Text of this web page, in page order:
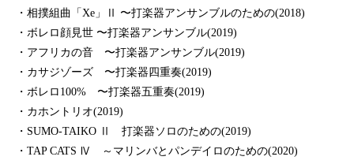
・相撲組曲「Xe」Ⅱ 〜打楽器アンサンブルのための(2018)
・ボレロ顔見世 〜打楽器アンサンブル(2019)
・アフリカの音 〜打楽器アンサンブル(2019)
・カサジゾーズ 〜打楽器四重奏(2019)
・ボレロ100% 〜打楽器五重奏(2019)
・カホントリオ(2019)
・SUMO-TAIKO Ⅱ 打楽器ソロのための(2019)
・TAP CATS Ⅳ ～マリンバとパンデイロのための(2020)